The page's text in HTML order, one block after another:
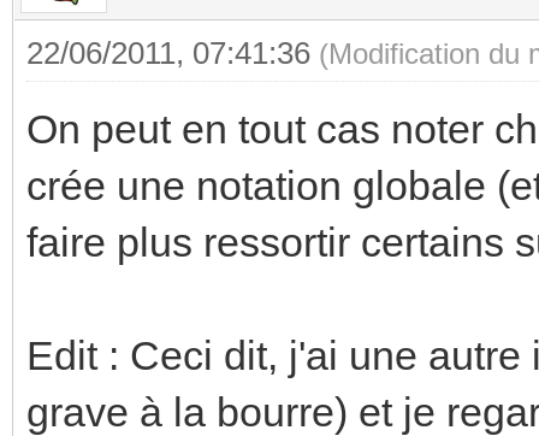
22/06/2011, 07:41:36 (Modification du
On peut en tout cas noter
crée une notation globale
faire plus ressortir certains
Edit : Ceci dit, j'ai une
grave à la bourre) et je